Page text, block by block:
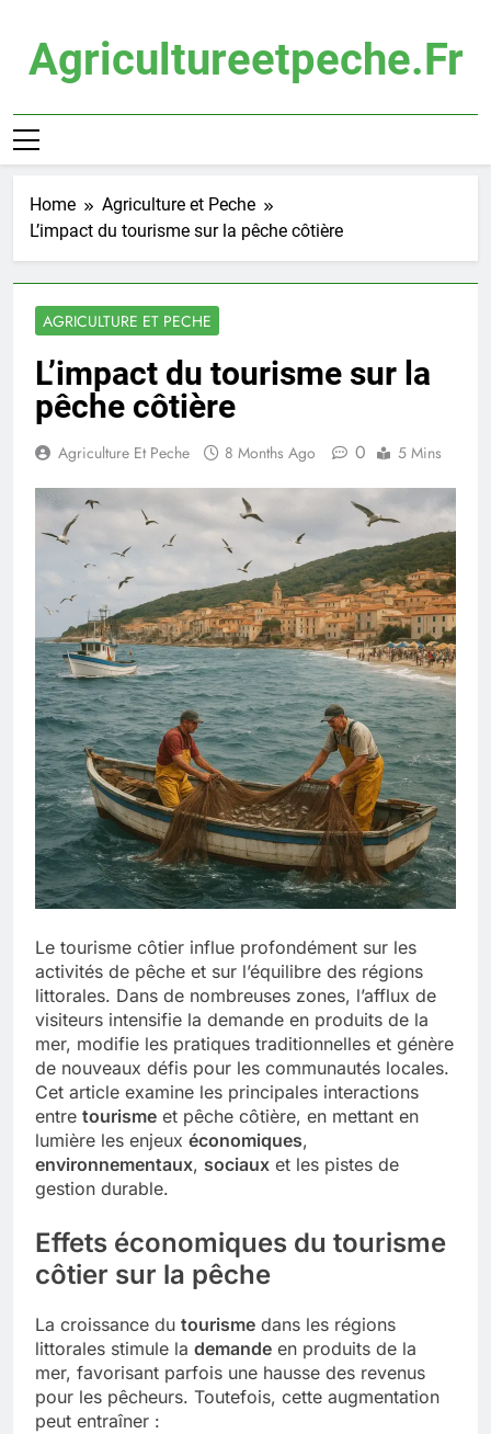
contentAgricultureetpeche.fr
Home
Agriculture et Peche
L’impact du tourisme sur la pêche côtière
AGRICULTURE ET PECHE
L’impact du tourisme sur la
pêche côtière
Agriculture Et Peche 8 Months Ago 0 5 Mins
Le tourisme côtier influe profondément sur les
activités de pêche et sur l’équilibre des régions
littorales. Dans de nombreuses zones, l’afflux de
visiteurs intensifie la demande en produits de la
mer, modifie les pratiques traditionnelles et génère
de nouveaux défis pour les communautés locales.
Cet article examine les principales interactions
entre tourisme et pêche côtière, en mettant en
lumière les enjeux économiques,
environnementaux, sociaux et les pistes de
gestion durable.
Effets économiques du tourisme
côtier sur la pêche
La croissance du tourisme dans les régions
littorales stimule la demande en produits de la
mer, favorisant parfois une hausse des revenus
pour les pêcheurs. Toutefois, cette augmentation
peut entraîner :